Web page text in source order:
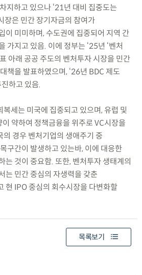
지하고 있으나 ‘21년 대비 집중도는
장은 민간 장기자금의 참여가
이 미미하며, 수도권에 집중되어 지역 간
가지고 있음. 이에 정부는 ‘25년 ‘벤처
아래 공공 주도의 벤처투자 시장을 민간
책을 발표하였으며, ‘26년 BDC 제도
하고 있음.
세는 미국에 집중되고 있으며, 유럽 및
약하여 정책금융을 위주로 VC시장을
의 경우 벤처기업의 생애주기 중
구간이 발생하고 있는바, 이에 대응한
는 것이 중요함. 또한, 벤처투자 생태계의
는 민간 중심의 자생력을 갖춘
현 IPO 중심의 회수시장을 다변화할
목록보기